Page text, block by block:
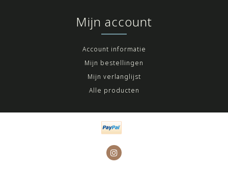
Mijn account
Account informatie
Mijn bestellingen
Mijn verlanglijst
Alle producten